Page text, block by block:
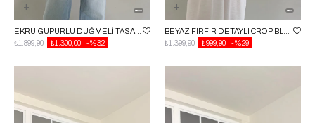
%32
₺1.300,00
₺1.899,90
%29
₺999,90
₺1.399,90